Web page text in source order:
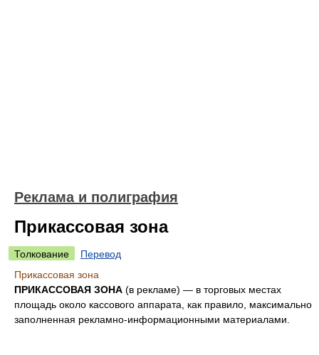
Реклама и полиграфия
Прикассовая зона
Толкование
Перевод
Прикассовая зона
ПРИКАССОВАЯ ЗОНА (в рекламе) — в торговых местах
площадь около кассового аппарата, как правило, максимально
заполненная рекламно-информационными материалами.